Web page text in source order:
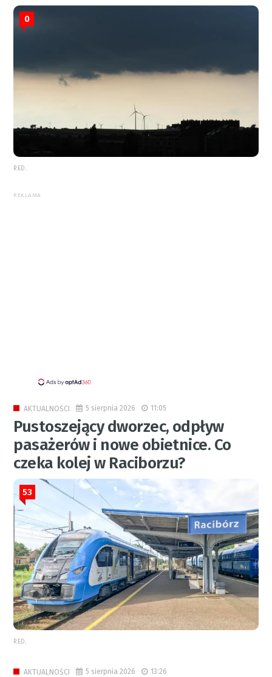
0
RED.
REKLAMA
AKTUALNOŚCI 5 sierpnia 2026 11:05
Pustoszejący dworzec, odpływ
pasażerów i nowe obietnice. Co
czeka kolej w Raciborzu?
53
RED.
AKTUALNOŚCI 5 sierpnia 2026 13:26